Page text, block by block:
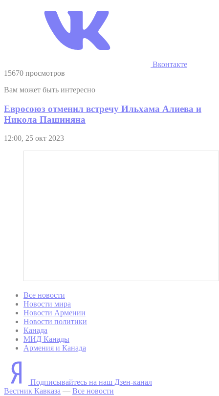
Вконтакте
15670 просмотров
Вам может быть интересно
Евросоюз отменил встречу Ильхама Алиева и
Никола Пашиняна
12:00, 25 окт 2023
Все новости
Новости мира
Новости Армении
Новости политики
Канада
МИД Канады
Армения и Канада
Подписывайтесь на наш Дзен-канал
Вестник Кавказа — Все новости